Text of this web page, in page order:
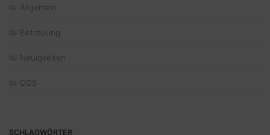
Allgemein
Betreuung
Neuigkeiten
OGS
SCHLAGWÖRTER